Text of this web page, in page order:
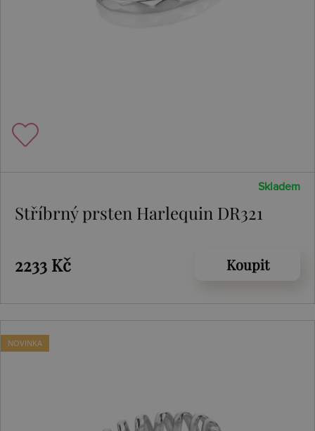
Skladem
Stříbrný prsten Harlequin DR321
2233 Kč Koupit
NOVINKA